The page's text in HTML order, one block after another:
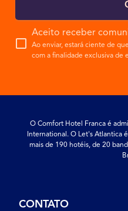
Aceito receber
Ao enviar, estará ciente de
com a finalidade exclusiva de
O Comfort Hotel Franca é
International. O Let's Atlantica
mais de 190 hotéis, de 20
CONTATO